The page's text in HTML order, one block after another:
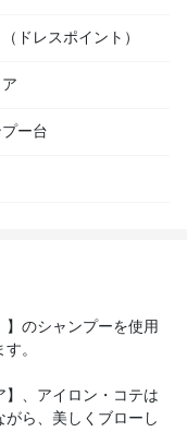
ドレスポイント）
ー台
】のシャンプーを使用
。
】、アイロン・コテは
がら、美しくブローし